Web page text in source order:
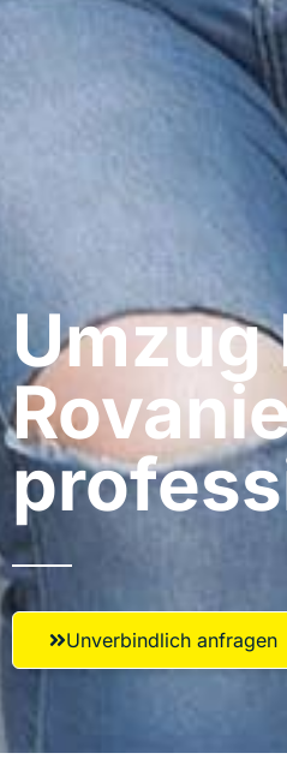
Umzug
Unverbindlich anfragen